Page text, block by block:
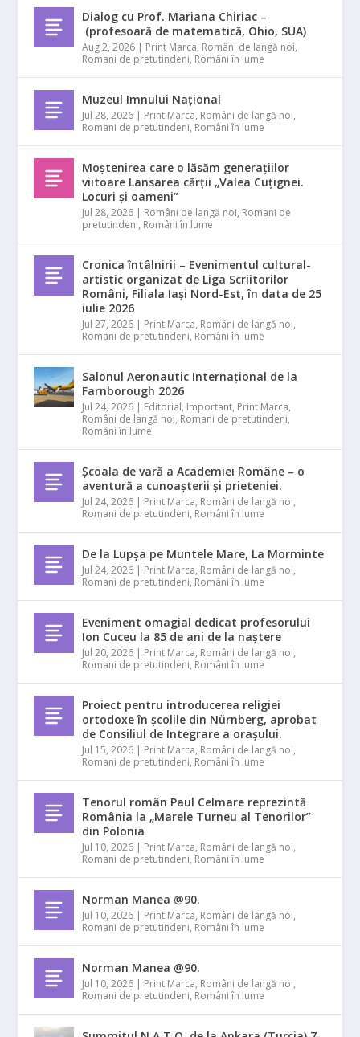
Dialog cu Prof. Mariana Chiriac –
(profesoară de matematică, Ohio, SUA)
Aug 2, 2026 | Print Marca, Români de langă noi,
Romani de pretutindeni, Români în lume
Muzeul Imnului Național
Jul 28, 2026 | Print Marca, Români de langă noi,
Romani de pretutindeni, Români în lume
Moștenirea care o lăsăm generațiilor
viitoare Lansarea cărții „Valea Cuțignei.
Locuri și oameni”
Jul 28, 2026 | Români de langă noi, Romani de
pretutindeni, Români în lume
Cronica întâlnirii – Evenimentul cultural-
artistic organizat de Liga Scriitorilor
Români, Filiala Iași Nord-Est, în data de 25
iulie 2026
Jul 27, 2026 | Print Marca, Români de langă noi,
Romani de pretutindeni, Români în lume
Salonul Aeronautic Internațional de la
Farnborough 2026
Jul 24, 2026 | Editorial, Important, Print Marca,
Români de langă noi, Romani de pretutindeni,
Români în lume
Școala de vară a Academiei Române – o
aventură a cunoașterii și prieteniei.
Jul 24, 2026 | Print Marca, Români de langă noi,
Romani de pretutindeni, Români în lume
De la Lupșa pe Muntele Mare, La Morminte
Jul 24, 2026 | Print Marca, Români de langă noi,
Romani de pretutindeni, Români în lume
Eveniment omagial dedicat profesorului
Ion Cuceu la 85 de ani de la naștere
Jul 20, 2026 | Print Marca, Români de langă noi,
Romani de pretutindeni, Români în lume
Proiect pentru introducerea religiei
ortodoxe în școlile din Nürnberg, aprobat
de Consiliul de Integrare a orașului.
Jul 15, 2026 | Print Marca, Români de langă noi,
Romani de pretutindeni, Români în lume
Tenorul român Paul Celmare reprezintă
România la „Marele Turneu al Tenorilor”
din Polonia
Jul 10, 2026 | Print Marca, Români de langă noi,
Romani de pretutindeni, Români în lume
Norman Manea @90.
Jul 10, 2026 | Print Marca, Români de langă noi,
Romani de pretutindeni, Români în lume
Norman Manea @90.
Jul 10, 2026 | Print Marca, Români de langă noi,
Romani de pretutindeni, Români în lume